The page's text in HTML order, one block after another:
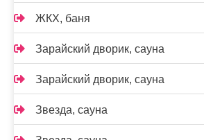
ЖКХ, баня
Зарайский дворик, сауна
Зарайский дворик, сауна
Звезда, сауна